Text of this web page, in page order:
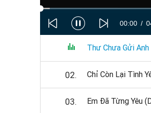
00:00
01.Thư Chưa Gửi
02. Chỉ Còn Lại Tình
03. Em Đã Từng Yêu